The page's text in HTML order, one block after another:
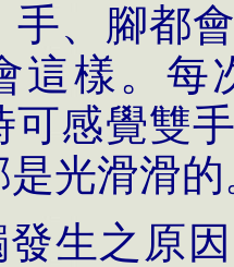
手、腳都
這樣。每
可感覺雙
是光滑滑的
發生之原